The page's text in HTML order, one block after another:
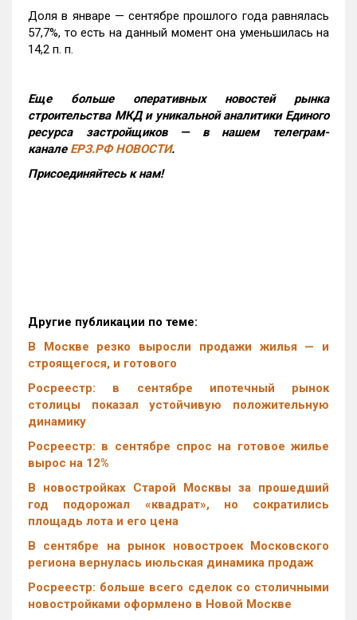
Доля в январе — сентябре прошлого года равнялась
57,7%, то есть на данный момент она уменьшилась на
14,2 п. п.
Еще больше оперативных новостей рынка
строительства МКД и уникальной аналитики Единого
ресурса застройщиков — в нашем телеграм-
канале ЕРЗ.РФ НОВОСТИ.
Присоединяйтесь к нам!
Другие публикации по теме:
В Москве резко выросли продажи жилья — и
строящегося, и готового
Росреестр: в сентябре ипотечный рынок
столицы показал устойчивую положительную
динамику
Росреестр: в сентябре спрос на готовое жилье
вырос на 12%
В новостройках Старой Москвы за прошедший
год подорожал «квадрат», но сократились
площадь лота и его цена
В сентябре на рынок новостроек Московского
региона вернулась июльская динамика продаж
Росреестр: больше всего сделок со столичными
новостройками оформлено в Новой Москве